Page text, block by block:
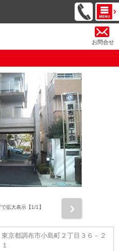
お問合せ
拡大表示【1/1】
東京都調布市小島町２丁目３６－２
１